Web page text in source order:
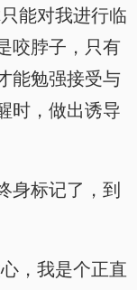
能对我进行临
咬脖子，只有
能勉强接受与
时，做出诱导
身标记了，到
，我是个正直